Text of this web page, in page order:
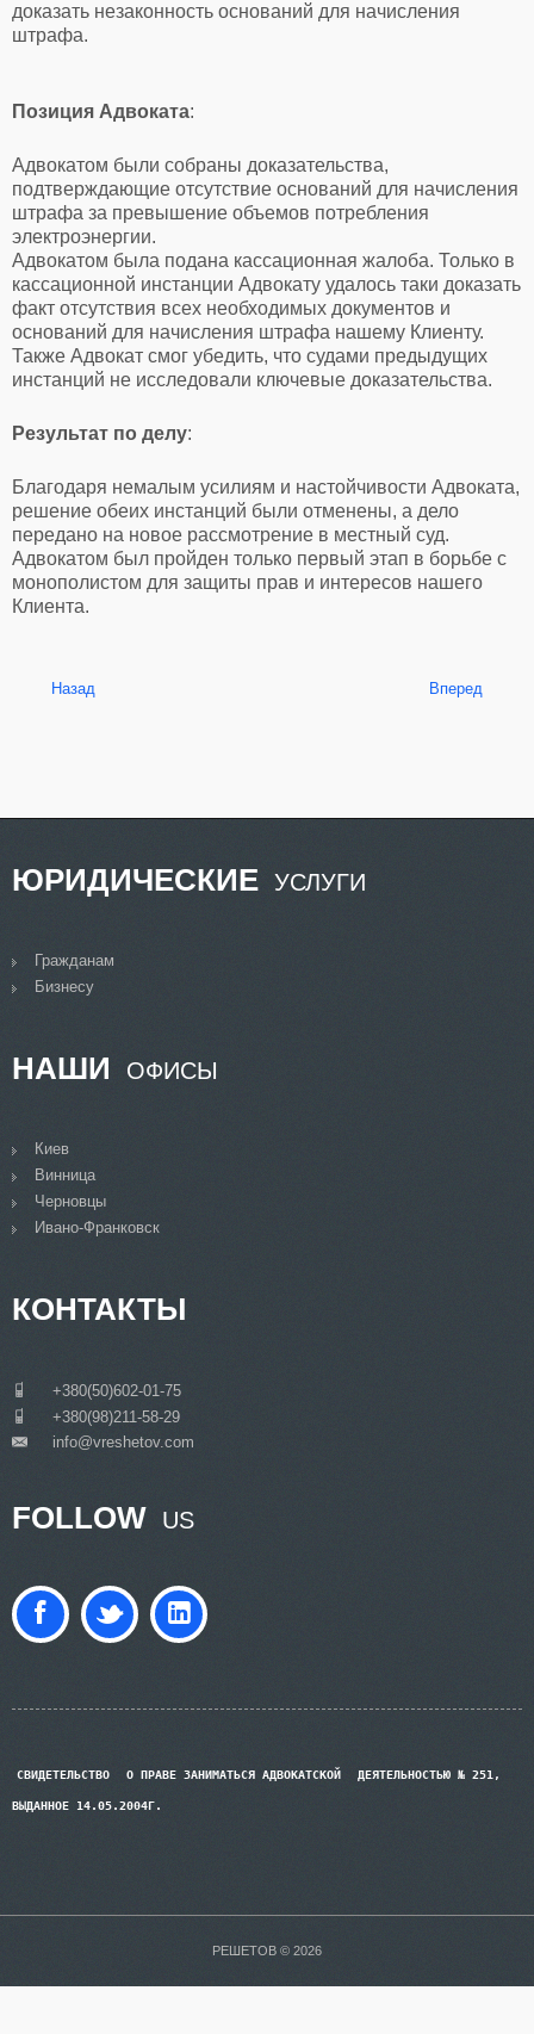
доказать незаконность оснований для начисления
штрафа.
Позиция Адвоката:
Адвокатом были собраны доказательства,
подтверждающие отсутствие оснований для начисления
штрафа за превышение объемов потребления
электроэнергии.
Адвокатом была подана кассационная жалоба. Только в
кассационной инстанции Адвокату удалось таки доказать
факт отсутствия всех необходимых документов и
оснований для начисления штрафа нашему Клиенту.
Также Адвокат смог убедить, что судами предыдущих
инстанций не исследовали ключевые доказательства.
Результат по делу:
Благодаря немалым усилиям и настойчивости Адвоката,
решение обеих инстанций были отменены, а дело
передано на новое рассмотрение в местный суд.
Адвокатом был пройден только первый этап в борьбе с
монополистом для защиты прав и интересов нашего
Клиента.
Назад Вперед
ЮРИДИЧЕСКИЕ УСЛУГИ
Гражданам
Бизнесу
НАШИ ОФИСЫ
Киев
Винница
Черновцы
Ивано-Франковск
КОНТАКТЫ
+380(50)602-01-75
+380(98)211-58-29
info@vreshetov.com
FOLLOW US
СВИДЕТЕЛЬСТВО О ПРАВЕ ЗАНИМАТЬСЯ АДВОКАТСКОЙ ДЕЯТЕЛЬНОСТЬЮ № 251,
ВЫДАННОЕ 14.05.2004Г.
РЕШЕТОВ © 2026